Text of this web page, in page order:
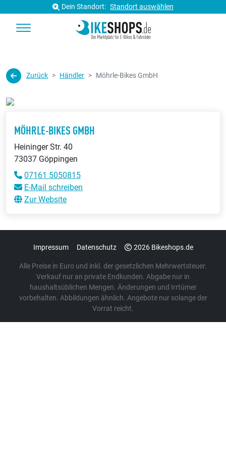
Dein Standort: Standort auswählen
Zurück Händler Möhrle-Bikes GmbH
MÖHRLE-BIKES GMBH
Heininger Str. 40
73037 Göppingen
07161 5050815
E-Mail schreiben
Zur Website
Impressum Datenschutz 2026 Bikeshops.de
Alle Preise in Euro und inkl. der gesetzlichen Mehrwertsteuer.
Verkauf nur an private Endkunden. Abgabe nur in
haushaltsüblichen Mengen. Änderungen und Irrtümer
vorbehalten. Abbildungen ähnlich. Angebote nur solange der
Vorrat reicht.